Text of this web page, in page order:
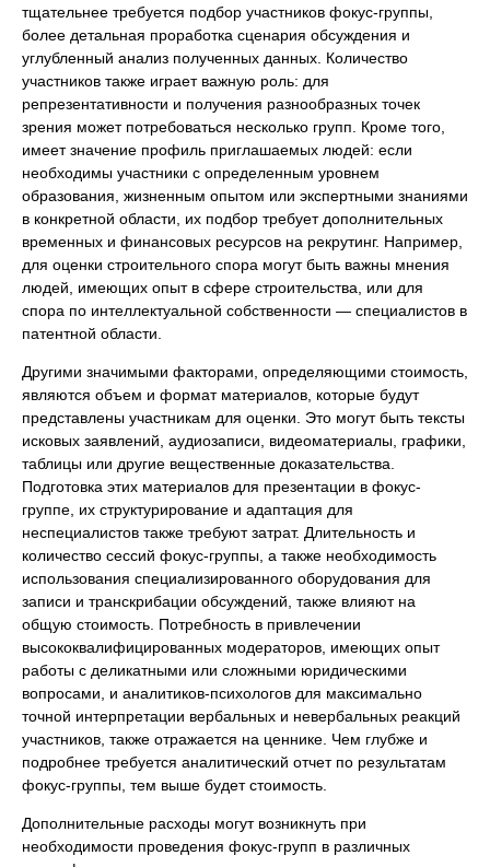
тщательнее требуется подбор участников фокус-группы,
более детальная проработка сценария обсуждения и
углубленный анализ полученных данных. Количество
участников также играет важную роль: для
репрезентативности и получения разнообразных точек
зрения может потребоваться несколько групп. Кроме того,
имеет значение профиль приглашаемых людей: если
необходимы участники с определенным уровнем
образования, жизненным опытом или экспертными знаниями
в конкретной области, их подбор требует дополнительных
временных и финансовых ресурсов на рекрутинг. Например,
для оценки строительного спора могут быть важны мнения
людей, имеющих опыт в сфере строительства, или для
спора по интеллектуальной собственности — специалистов в
патентной области.
Другими значимыми факторами, определяющими стоимость,
являются объем и формат материалов, которые будут
представлены участникам для оценки. Это могут быть тексты
исковых заявлений, аудиозаписи, видеоматериалы, графики,
таблицы или другие вещественные доказательства.
Подготовка этих материалов для презентации в фокус-
группе, их структурирование и адаптация для
неспециалистов также требуют затрат. Длительность и
количество сессий фокус-группы, а также необходимость
использования специализированного оборудования для
записи и транскрибации обсуждений, также влияют на
общую стоимость. Потребность в привлечении
высококвалифицированных модераторов, имеющих опыт
работы с деликатными или сложными юридическими
вопросами, и аналитиков-психологов для максимально
точной интерпретации вербальных и невербальных реакций
участников, также отражается на ценнике. Чем глубже и
подробнее требуется аналитический отчет по результатам
фокус-группы, тем выше будет стоимость.
Дополнительные расходы могут возникнуть при
необходимости проведения фокус-групп в различных